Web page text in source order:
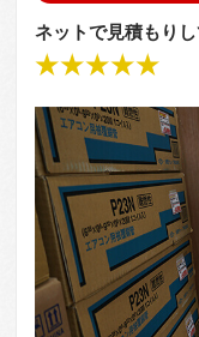
ネットで見積もり